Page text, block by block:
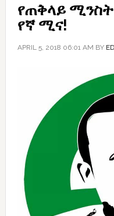
የጠቅላይ
የኛ ሚና!
APRIL 5, 2018 06:01 AM BY